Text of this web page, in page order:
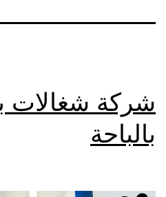
شركة شغالات
بالباحة